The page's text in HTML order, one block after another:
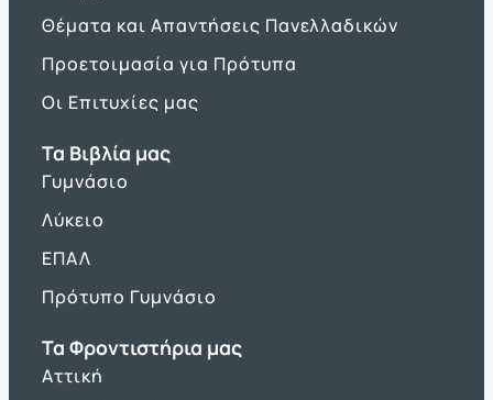
Θέματα και Απαντήσεις Πανελλαδικών
Προετοιμασία για Πρότυπα
Οι Επιτυχίες μας
Τα Βιβλία μας
Γυμνάσιο
Λύκειο
ΕΠΑΛ
Πρότυπο Γυμνάσιο
Τα Φροντιστήρια μας
Αττική